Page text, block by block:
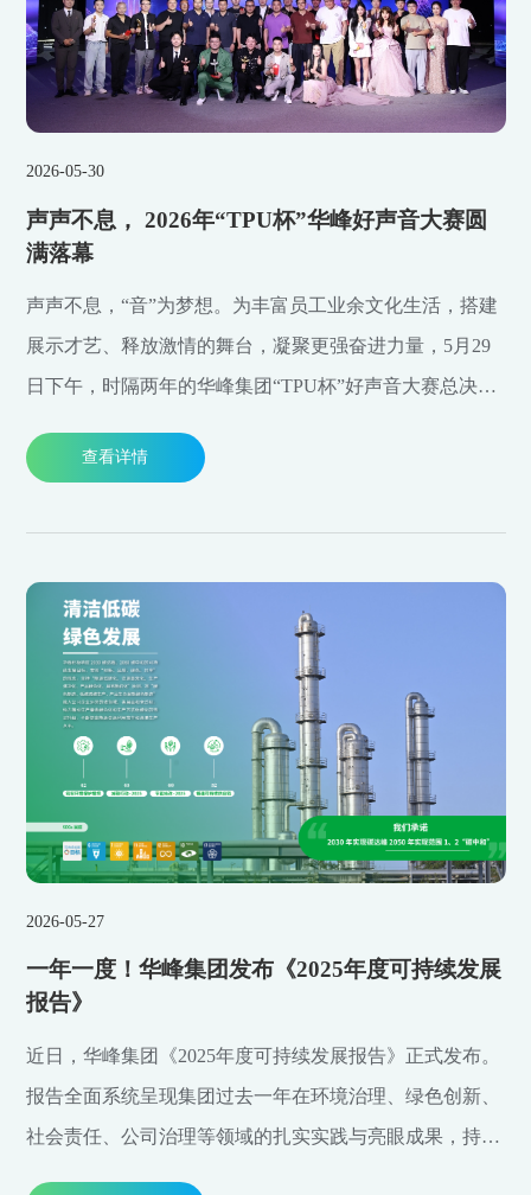
2026-05-30
声声不息， 2026年“TPU杯”华峰好声音大赛圆
满落幕
声声不息，“音”为梦想。为丰富员工业余文化生活，搭建
展示才艺、释放激情的舞台，凝聚更强奋进力量，5月29
日下午，时隔两年的华峰集团“TPU杯”好声音大赛总决赛
查看详情
2026-05-27
一年一度！华峰集团发布《2025年度可持续发展
报告》
近日，华峰集团《2025年度可持续发展报告》正式发布。
报告全面系统呈现集团过去一年在环境治理、绿色创新、
社会责任、公司治理等领域的扎实实践与亮眼成果，持续